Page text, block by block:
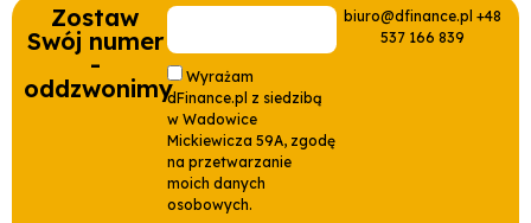
Zostaw
Swój numer
-
oddzwonimy
Wyrażam
dFinance.pl z siedzibą
w Wadowice
Mickiewicza 59A, zgodę
na przetwarzanie
moich danych
osobowych.
biuro@dfinance.pl +48
537 166 839